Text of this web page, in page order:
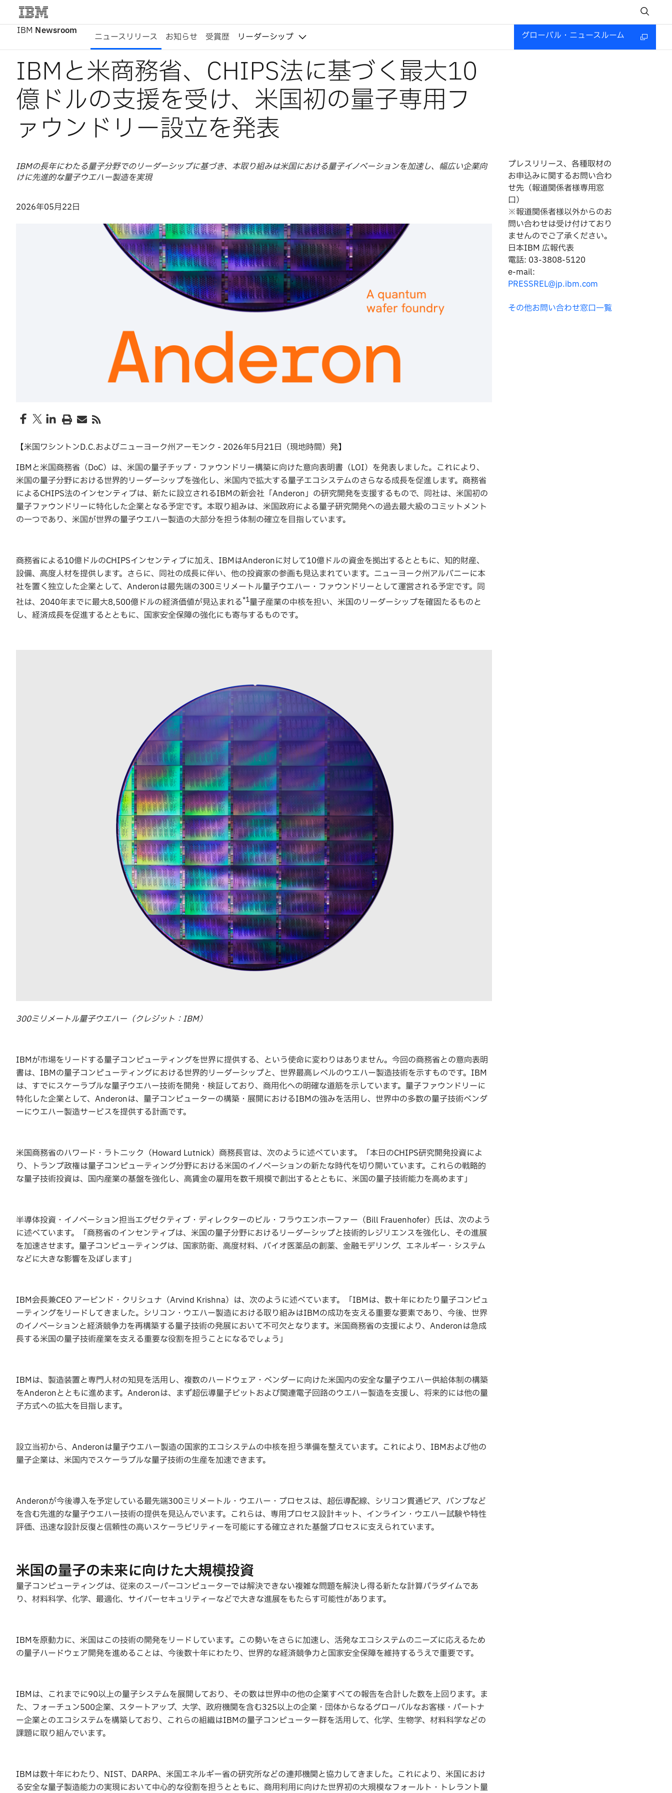
IBM Newsroom
ニュースリリース お知らせ 受賞歴 リーダーシップ グローバル・ニュースルーム
IBMと米商務省、CHIPS法に基づく最大10
億ドルの支援を受け、米国初の量子専用フ
ァウンドリー設立を発表
IBMの長年にわたる量子分野でのリーダーシップに基づき、本取り組みは米国における量子イノベーションを加速し、幅広い企業向
けに先進的な量子ウエハー製造を実現
2026年05月22日
【米国ワシントンD.C.およびニューヨーク州アーモンク - 2026年5月21日（現地時間）発】
IBMと米国商務省（DoC）は、米国の量子チップ・ファウンドリー構築に向けた意向表明書（LOI）を発表しました。これにより、
米国の量子分野における世界的リーダーシップを強化し、米国内で拡大する量子エコシステムのさらなる成長を促進します。商務省
によるCHIPS法のインセンティブは、新たに設立されるIBMの新会社「Anderon」の研究開発を支援するもので、同社は、米国初の
量子ファウンドリーに特化した企業となる予定です。本取り組みは、米国政府による量子研究開発への過去最大級のコミットメント
の一つであり、米国が世界の量子ウエハー製造の大部分を担う体制の確立を目指しています。
商務省による10億ドルのCHIPSインセンティブに加え、IBMはAnderonに対して10億ドルの資金を拠出するとともに、知的財産、
設備、高度人材を提供します。さらに、同社の成長に伴い、他の投資家の参画も見込まれています。ニューヨーク州アルバニーに本
社を置く独立した企業として、Anderonは最先端の300ミリメートル量子ウエハー・ファウンドリーとして運営される予定です。同
社は、2040年までに最大8,500億ドルの経済価値が見込まれる*1量子産業の中核を担い、米国のリーダーシップを確固たるものと
し、経済成長を促進するとともに、国家安全保障の強化にも寄与するものです。
300ミリメートル量子ウエハー（クレジット：IBM）
IBMが市場をリードする量子コンピューティングを世界に提供する、という使命に変わりはありません。今回の商務省との意向表明
書は、IBMの量子コンピューティングにおける世界的リーダーシップと、世界最高レベルのウエハー製造技術を示すものです。IBM
は、すでにスケーラブルな量子ウエハー技術を開発・検証しており、商用化への明確な道筋を示しています。量子ファウンドリーに
特化した企業として、Anderonは、量子コンピューターの構築・展開におけるIBMの強みを活用し、世界中の多数の量子技術ベンダ
ーにウエハー製造サービスを提供する計画です。
米国商務省のハワード・ラトニック（Howard Lutnick）商務長官は、次のように述べています。「本日のCHIPS研究開発投資によ
り、トランプ政権は量子コンピューティング分野における米国のイノベーションの新たな時代を切り開いています。これらの戦略的
な量子技術投資は、国内産業の基盤を強化し、高賃金の雇用を数千規模で創出するとともに、米国の量子技術能力を高めます」
半導体投資・イノベーション担当エグゼクティブ・ディレクターのビル・フラウエンホーファー（Bill Frauenhofer）氏は、次のよう
に述べています。「商務省のインセンティブは、米国の量子分野におけるリーダーシップと技術的レジリエンスを強化し、その進展
を加速させます。量子コンピューティングは、国家防衛、高度材料、バイオ医薬品の創薬、金融モデリング、エネルギー・システム
などに大きな影響を及ぼします」
IBM会長兼CEO アービンド・クリシュナ（Arvind Krishna）は、次のように述べています。「IBMは、数十年にわたり量子コンピュ
ーティングをリードしてきました。シリコン・ウエハー製造における取り組みはIBMの成功を支える重要な要素であり、今後、世界
のイノベーションと経済競争力を再構築する量子技術の発展において不可欠となります。米国商務省の支援により、Anderonは急成
長する米国の量子技術産業を支える重要な役割を担うことになるでしょう」
IBMは、製造装置と専門人材の知見を活用し、複数のハードウェア・ベンダーに向けた米国内の安全な量子ウエハー供給体制の構築
をAnderonとともに進めます。Anderonは、まず超伝導量子ビットおよび関連電子回路のウエハー製造を支援し、将来的には他の量
子方式への拡大を目指します。
設立当初から、Anderonは量子ウエハー製造の国家的エコシステムの中核を担う準備を整えています。これにより、IBMおよび他の
量子企業は、米国内でスケーラブルな量子技術の生産を加速できます。
Anderonが今後導入を予定している最先端300ミリメートル・ウエハー・プロセスは、超伝導配線、シリコン貫通ビア、バンプなど
を含む先進的な量子ウエハー技術の提供を見込んでいます。これらは、専用プロセス設計キット、インライン・ウエハー試験や特性
評価、迅速な設計反復と信頼性の高いスケーラビリティーを可能にする確立された基盤プロセスに支えられています。
米国の量子の未来に向けた大規模投資
量子コンピューティングは、従来のスーパーコンピューターでは解決できない複雑な問題を解決し得る新たな計算パラダイムであ
り、材料科学、化学、最適化、サイバーセキュリティーなどで大きな進展をもたらす可能性があります。
IBMを原動力に、米国はこの技術の開発をリードしています。この勢いをさらに加速し、活発なエコシステムのニーズに応えるため
の量子ハードウェア開発を進めることは、今後数十年にわたり、世界的な経済競争力と国家安全保障を維持するうえで重要です。
IBMは、これまでに90以上の量子システムを展開しており、その数は世界中の他の企業すべての報告を合計した数を上回ります。ま
た、フォーチュン500企業、スタートアップ、大学、政府機関を含む325以上の企業・団体からなるグローバルなお客様・パートナ
ー企業とのエコシステムを構築しており、これらの組織はIBMの量子コンピューター群を活用して、化学、生物学、材料科学などの
課題に取り組んでいます。
IBMは数十年にわたり、NIST、DARPA、米国エネルギー省の研究所などの連邦機関と協力してきました。これにより、米国におけ
る安全な量子製造能力の実現において中心的な役割を担うとともに、商用利用に向けた世界初の大規模なフォールト・トレラント量
プレスリリース、各種取材の
お申込みに関するお問い合わ
せ先（報道関係者様専用窓
口）
※報道関係者様以外からのお
問い合わせは受け付けており
ませんのでご了承ください。
日本IBM 広報代表
電話: 03-3808-5120
e-mail:
PRESSREL@jp.ibm.com
その他お問い合わせ窓口一覧